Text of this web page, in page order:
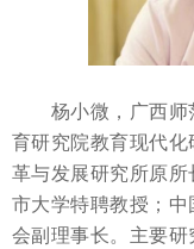
杨小微，广西
育研究院教育现代
革与发展研究所原
市大学特聘教授；
会副理事长。主要研